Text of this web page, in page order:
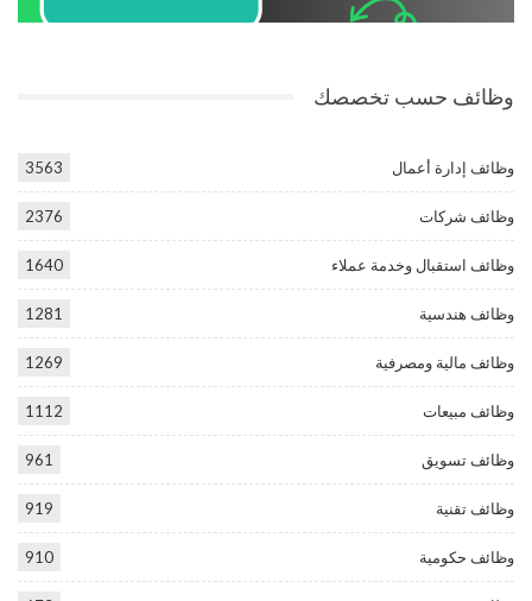
وظائف حسب تخصصك
وظائف إدارة أعمال 3563
وظائف شركات 2376
وظائف استقبال وخدمة عملاء 1640
وظائف هندسية 1281
وظائف مالية ومصرفية 1269
وظائف مبيعات 1112
وظائف تسويق 961
وظائف تقنية 919
وظائف حكومية 910